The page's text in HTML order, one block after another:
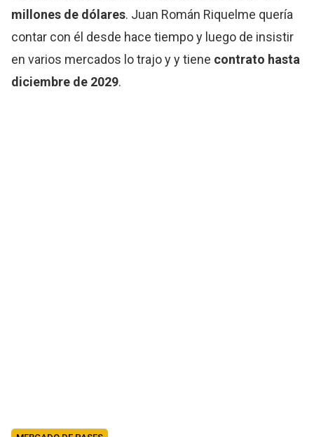
millones de dólares. Juan Román Riquelme quería
contar con él desde hace tiempo y luego de insistir
en varios mercados lo trajo y y tiene contrato hasta
diciembre de 2029.